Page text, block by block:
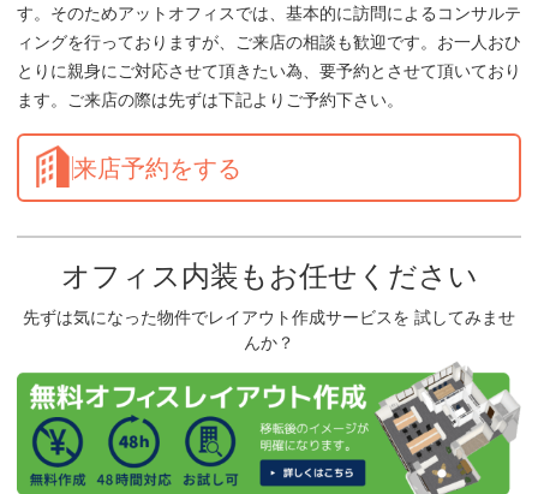
す。そのためアットオフィスでは、基本的に訪問によるコンサルテ
ィングを行っておりますが、ご来店の相談も歓迎です。お一人おひ
とりに親身にご対応させて頂きたい為、要予約とさせて頂いており
ます。ご来店の際は先ずは下記よりご予約下さい。
来店予約をする
オフィス内装もお任せください
先ずは気になった物件でレイアウト作成サービスを 試してみませ
んか？